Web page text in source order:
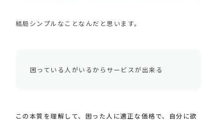
結局シンプルなことなんだと思います。
困っている人がいるからサービスが出来る
この本質を理解して、困った人に適正な価格で、自分に欲